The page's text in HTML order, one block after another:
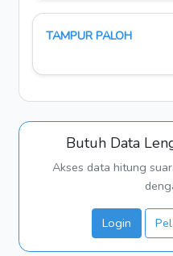
TAMPUR PALOH
Butuh Data
Akses data hitung
Login